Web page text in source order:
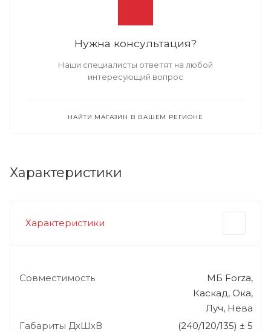
Нужна консультация?
Наши специалисты ответят на любой
интересующий вопрос
НАЙТИ МАГАЗИН В ВАШЕМ РЕГИОНЕ
Характеристики
Характеристики
Совместимость
МБ Forza,
Каскад, Ока,
Луч, Нева
Габариты ДхШхВ
(240/120/135) ± 5